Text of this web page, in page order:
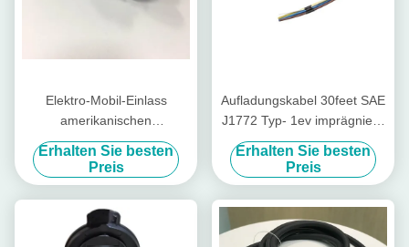
Elektro-Mobil-Einlass
amerikanischen
Nationalstandards 16Amp
EV Aufladungszusatz-ROHS
Erhalten Sie besten
Preis
Aufladungskabel 30feet SAE
J1772 Typ- 1ev imprägniern
IP55 Verbindungsstück des
Typ- 1ev
Erhalten Sie besten
Preis